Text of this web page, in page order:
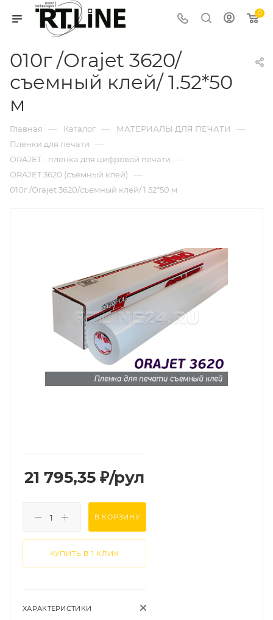
0
010г /Orajet 3620/
съемный клей/ 1.52*50
м
Главная — Каталог — МАТЕРИАЛЫ ДЛЯ ПЕЧАТИ —
Пленки для печати —
ORAJET - пленка для цифровой печати —
ORAJET 3620 (съемный клей) —
010г /Orajet 3620/съемный клей/ 1.52*50 м
21 795,35 ₽/рул
В КОРЗИНУ
КУПИТЬ В 1 КЛИК
ХАРАКТЕРИСТИКИ